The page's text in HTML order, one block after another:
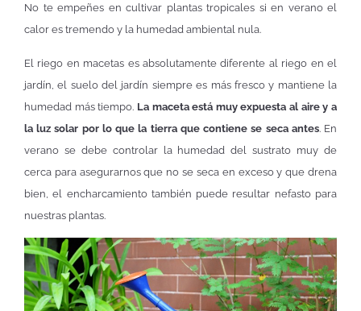
No te empeñes en cultivar plantas tropicales si en verano el
calor es tremendo y la humedad ambiental nula.
El riego en macetas es absolutamente diferente al riego en el
jardín, el suelo del jardín siempre es más fresco y mantiene la
humedad más tiempo. La maceta está muy expuesta al aire y a
la luz solar por lo que la tierra que contiene se seca antes. En
verano se debe controlar la humedad del sustrato muy de
cerca para asegurarnos que no se seca en exceso y que drena
bien, el encharcamiento también puede resultar nefasto para
nuestras plantas.